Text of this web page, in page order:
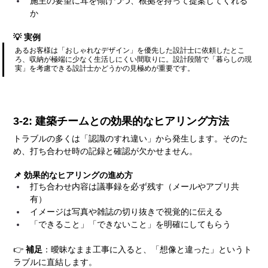
か
💡 実例
あるお客様は「おしゃれなデザイン」を優先した設計士に依頼したとこ
ろ、収納が極端に少なく生活しにくい間取りに。設計段階で「暮らしの現
実」を考慮できる設計士かどうかの見極めが重要です。
3-2: 建築チームとの効果的なヒアリング方法
トラブルの多くは「認識のすれ違い」から発生します。そのた
め、打ち合わせ時の記録と確認が欠かせません。
📌 効果的なヒアリングの進め方
打ち合わせ内容は議事録を必ず残す（メールやアプリ共
有）
イメージは写真や雑誌の切り抜きで視覚的に伝える
「できること」「できないこと」を明確にしてもらう
👉 補足 ：曖昧なまま工事に入ると、「想像と違った」というト
ラブルに直結します。